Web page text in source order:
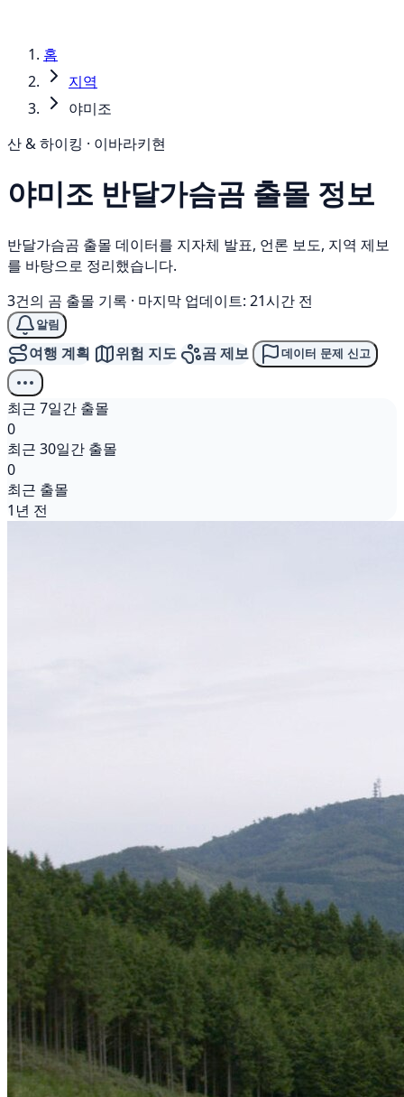
홈
지역
야미조
산 & 하이킹 · 이바라키현
야미조 반달가슴곰 출몰 정보
반달가슴곰 출몰 데이터를 지자체 발표, 언론 보도, 지역 제보
를 바탕으로 정리했습니다.
3건의 곰 출몰 기록 · 마지막 업데이트: 21시간 전
알림
여행 계획 위험 지도 곰 제보 데이터 문제 신고
최근 7일간 출몰
0
최근 30일간 출몰
0
최근 출몰
1년 전